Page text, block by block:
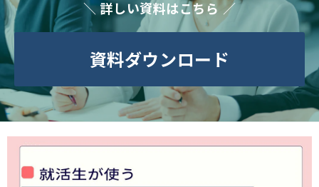
詳しい資料はこちら
資料ダウンロード